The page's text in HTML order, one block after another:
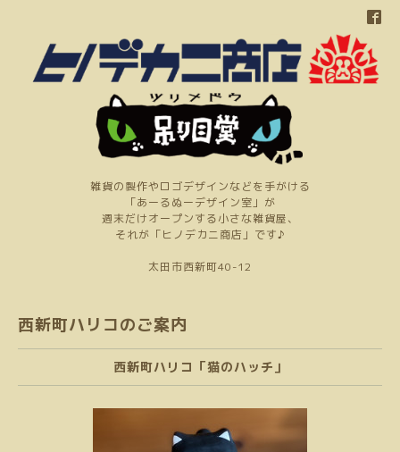
雑貨の製作やロゴデザインなどを手がける
「あーるぬーデザイン室」が
週末だけオープンする小さな雑貨屋、
それが「ヒノデカニ商店」です♪
太田市西新町40-12
西新町ハリコのご案内
西新町ハリコ「猫のハッチ」